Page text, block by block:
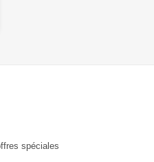
spéciales